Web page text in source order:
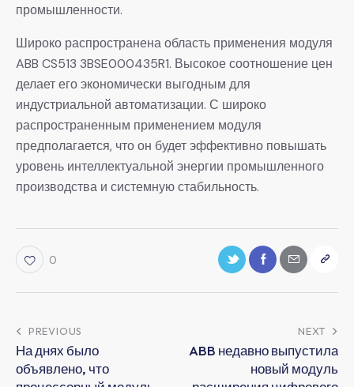
промышленности.
Широко распространена область применения модуля
ABB CS513 3BSE000435R1. Высокое соотношение цен
делает его экономически выгодным для
индустриальной автоматизации. С широко
распространенным применением модуля
предполагается, что он будет эффективно повышать
уровень интеллектуальной энергии промышленного
производства и системную стабильность.
0
PREVIOUS
На днях было
объявлено, что
NEXT
ABB недавно выпустила
новый модуль